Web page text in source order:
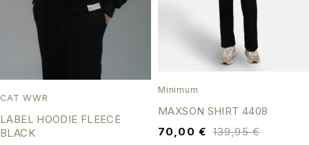
CAT WWR
LABEL HOODIE FLEECE
BLACK
Minimum
MAXSON SHIRT 4408
139,95€
70,00 €